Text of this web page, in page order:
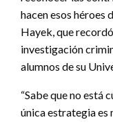
hacen esos héroes
Hayek, que
investigación
alumnos de su
“Sabe que no está
única estrategia es